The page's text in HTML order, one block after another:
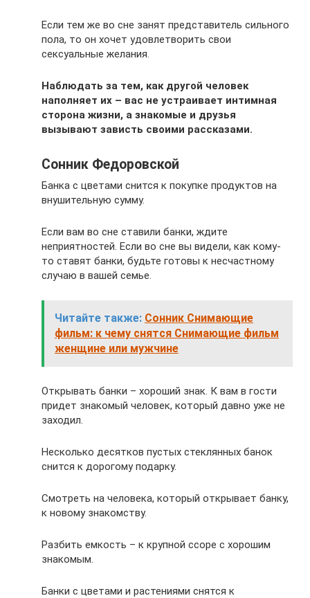
Если тем же во сне занят представитель сильного
пола, то он хочет удовлетворить свои
сексуальные желания.
Наблюдать за тем, как другой человек
наполняет их – вас не устраивает интимная
сторона жизни, а знакомые и друзья
вызывают зависть своими рассказами.
Сонник Федоровской
Банка с цветами снится к покупке продуктов на
внушительную сумму.
Если вам во сне ставили банки, ждите
неприятностей. Если во сне вы видели, как кому-
то ставят банки, будьте готовы к несчастному
случаю в вашей семье.
Читайте также: Сонник Снимающие
фильм: к чему снятся Снимающие фильм
женщине или мужчине
Открывать банки – хороший знак. К вам в гости
придет знакомый человек, который давно уже не
заходил.
Несколько десятков пустых стеклянных банок
снится к дорогому подарку.
Смотреть на человека, который открывает банку,
к новому знакомству.
Разбить емкость – к крупной ссоре с хорошим
знакомым.
Банки с цветами и растениями снятся к